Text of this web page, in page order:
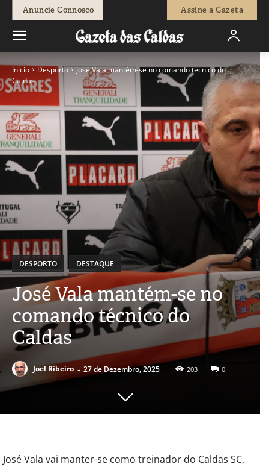
Anuncie Connosco Assine a Gazeta
Início Desporto
José Vala mantém-se no comando técnico do
Caldas
DESPORTO DESTAQUE
José Vala mantém-se no
comando técnico do
Caldas
Joel Ribeiro - 27 de Dezembro, 2025 203 0
José Vala vai manter-se como treinador do Caldas SC,